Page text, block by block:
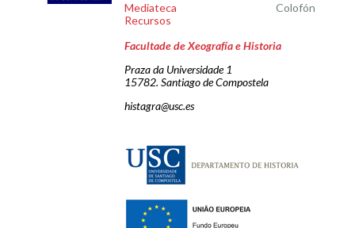
Mediateca
Recursos
Colofón
Facultade de Xeografía e Historia
Praza da Universidade 1
15782. Santiago de Compostela
histagra@usc.es